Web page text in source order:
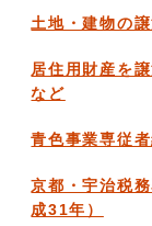
土地・建物の
居住用財産を
など
青色事業専従
京都・宇治税
成31年）